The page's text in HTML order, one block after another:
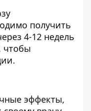
получить
4-12 недель
чтобы
эффекты,